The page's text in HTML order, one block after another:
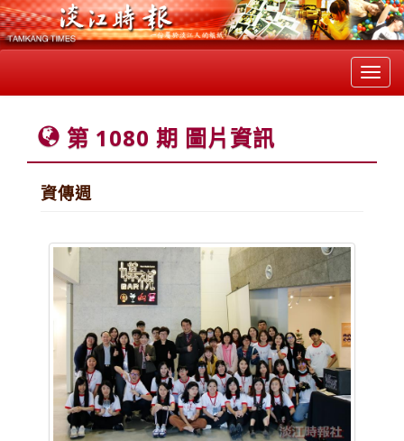
第 1080 期 圖片資訊
資傳週